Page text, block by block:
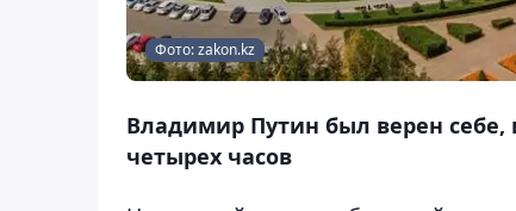
Фото: zakon.kz
Владимир Путин был верен
четырех часов